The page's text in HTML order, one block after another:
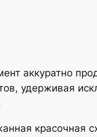
аккуратно
удерживая
красочная